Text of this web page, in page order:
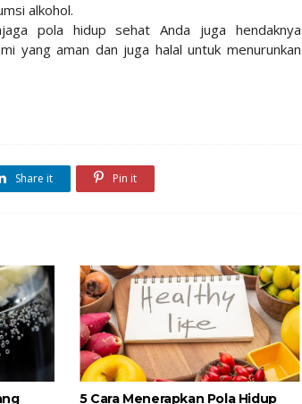
alkohol.
pola hidup sehat Anda juga hendaknya
yang aman dan juga halal untuk menurunkan
Share it Pin it
5 Cara Menerapkan Pola Hidup